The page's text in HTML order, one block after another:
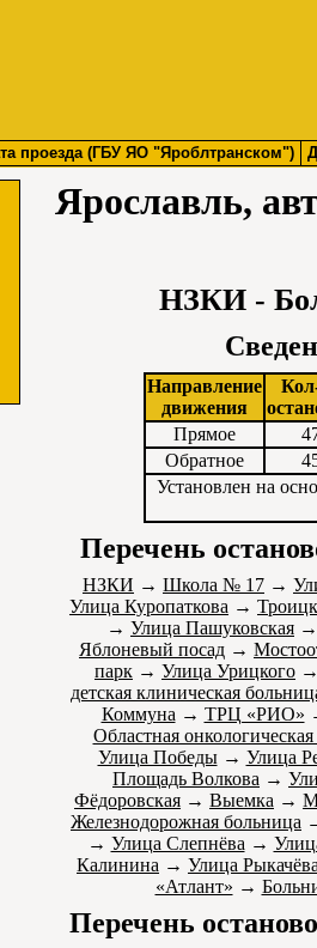
проезда (ГБУ ЯО "Яроблтранском")
Ярославль,
НЗКИ -
Направление
движения
Прямое
Обратное
Установлен на
Перечень
НЗКИ → Школа № 17 →
Улица Куропаткова →
→ Улица Пашуковская
Яблоневый посад →
парк → Улица Урицкого
детская клиническая
Коммуна → ТРЦ «РИО»
Областная
Улица Победы→ Улица
Площадь Волкова →
Фёдоровская → Выемка →
Железнодорожная больница
→ Улица Слепнёва →
Калинина → Улица
«Атлант» →
Перечень